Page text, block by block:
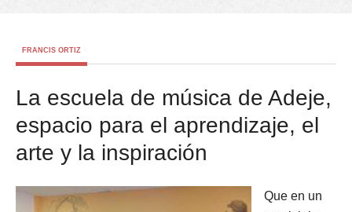
FRANCIS ORTIZ
La escuela de música de Adeje,
espacio para el aprendizaje, el
arte y la inspiración
Que en un